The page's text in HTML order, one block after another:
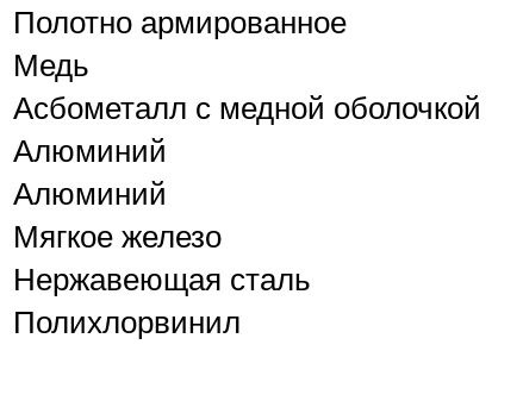
Полотно армированное
Медь
Асбометалл с медной оболочкой
Алюминий
Алюминий
Мягкое железо
Нержавеющая сталь
Полихлорвинил